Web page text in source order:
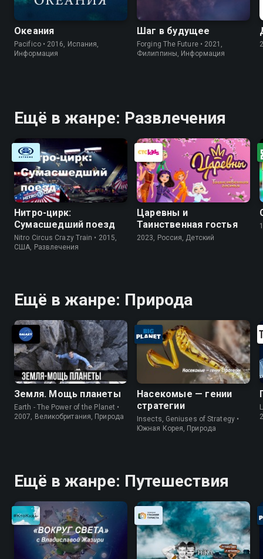
Океания
Pacifico • 2016, Испания,
Информация
Шаг в будущее
Forging The Future • 2021,
Филиппины, Информация
Ещё в жанре: Развлечения
Нитро-цирк:
Сумасшедший поезд
Nitro Circus Crazy Train • 2015,
США, Развлечения
Царевны и
Таинственная гостья
2023, Россия, Детский
Ещё в жанре: Природа
Земля. Мощь планеты
Earth - The Power of the Planet •
2007, Великобритания, Природа
Насекомые — гении
стратегии
Insects, Geniuses of Strategy •
Южная Корея, Природа
Ещё в жанре: Путешествия